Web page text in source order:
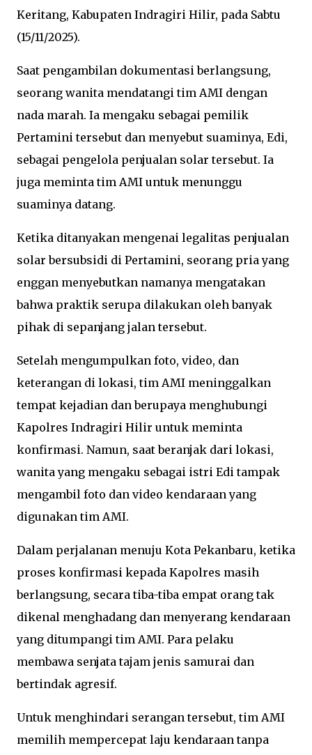
Keritang, Kabupaten Indragiri Hilir, pada Sabtu
(15/11/2025).
Saat pengambilan dokumentasi berlangsung,
seorang wanita mendatangi tim AMI dengan
nada marah. Ia mengaku sebagai pemilik
Pertamini tersebut dan menyebut suaminya, Edi,
sebagai pengelola penjualan solar tersebut. Ia
juga meminta tim AMI untuk menunggu
suaminya datang.
Ketika ditanyakan mengenai legalitas penjualan
solar bersubsidi di Pertamini, seorang pria yang
enggan menyebutkan namanya mengatakan
bahwa praktik serupa dilakukan oleh banyak
pihak di sepanjang jalan tersebut.
Setelah mengumpulkan foto, video, dan
keterangan di lokasi, tim AMI meninggalkan
tempat kejadian dan berupaya menghubungi
Kapolres Indragiri Hilir untuk meminta
konfirmasi. Namun, saat beranjak dari lokasi,
wanita yang mengaku sebagai istri Edi tampak
mengambil foto dan video kendaraan yang
digunakan tim AMI.
Dalam perjalanan menuju Kota Pekanbaru, ketika
proses konfirmasi kepada Kapolres masih
berlangsung, secara tiba-tiba empat orang tak
dikenal menghadang dan menyerang kendaraan
yang ditumpangi tim AMI. Para pelaku
membawa senjata tajam jenis samurai dan
bertindak agresif.
Untuk menghindari serangan tersebut, tim AMI
memilih mempercepat laju kendaraan tanpa